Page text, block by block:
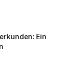
Ein